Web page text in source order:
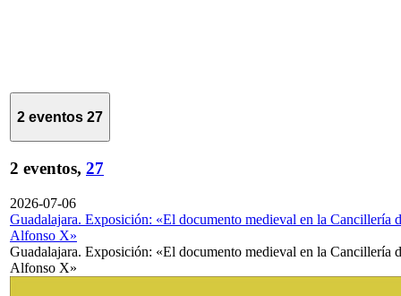
2 eventos 27
2 eventos, 27
2026-07-06
Guadalajara. Exposición: «El documento medieval en la Cancillería
Alfonso X»
Guadalajara. Exposición: «El documento medieval en la Cancillería
Alfonso X»